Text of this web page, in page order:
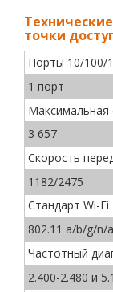
точки
Порты 10/100/
1 порт
Максимальная
3 657
Скорость
1182/2475
Стандарт Wi-Fi
802.11 a/b/g/n/
Частотный
2.400-2.480 и